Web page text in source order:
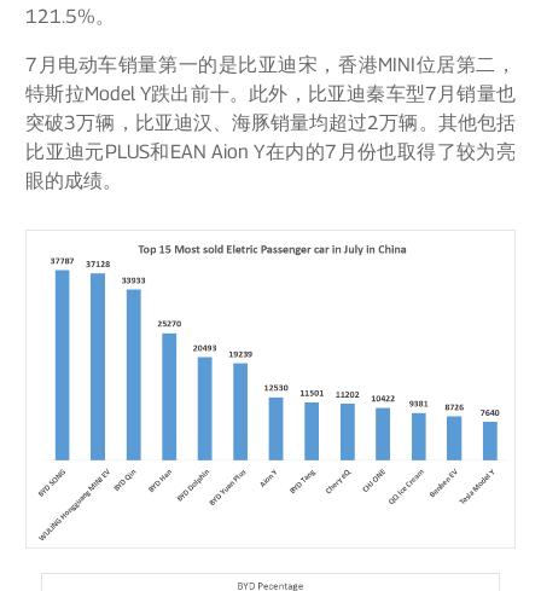
121.5%。
7月电动车销量第一的是比亚迪宋，香港MINI位居第二，
特斯拉Model Y跌出前十。此外，比亚迪秦车型7月销量也
突破3万辆，比亚迪汉、海豚销量均超过2万辆。其他包括
比亚迪元PLUS和EAN Aion Y在内的7月份也取得了较为亮
眼的成绩。